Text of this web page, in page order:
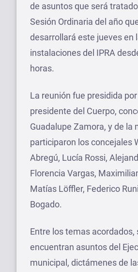
de asuntos que será
Sesión Ordinaria del año
desarrollará este jueves en
instalaciones del IPRA
horas.
La reunión fue presidida
presidente del Cuerpo,
Guadalupe Zamora, y de la
participaron los concejales
Abregú, Lucía Rossi,
Florencia Vargas,
Matías Löffler, Federico
Bogado.
Entre los temas acordados,
encuentran asuntos del
municipal, dictámenes de